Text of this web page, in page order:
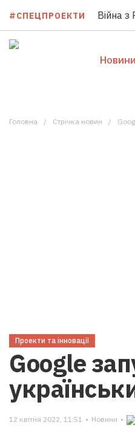
#СПЕЦПРОЕКТИ Війна з
Новини
Головна Стрічка новин
Проекти та інновації
Google
12 квітня 2022, 11:51 • Новини •